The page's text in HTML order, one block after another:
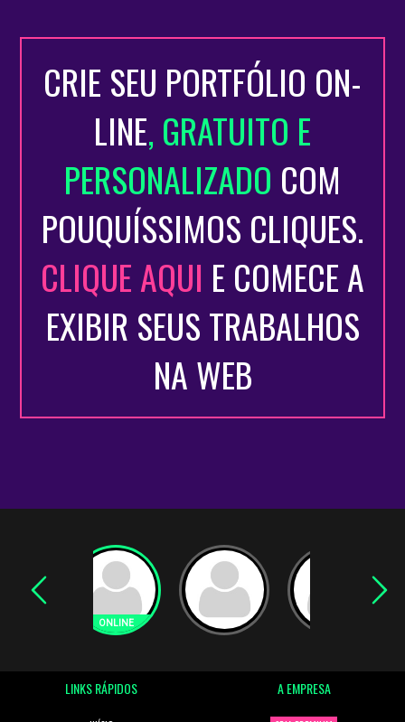
CRIE SEU PORTFÓLIO ON-
LINE, GRATUITO E
PERSONALIZADO COM
POUQUÍSSIMOS CLIQUES.
CLIQUE AQUI E COMECE A
EXIBIR SEUS TRABALHOS
NA WEB
LINKS RÁPIDOS A EMPRESA